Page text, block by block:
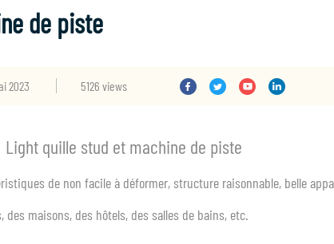
de piste
2023 5126 views
Light quille stud et machine de piste
de non facile à déformer, structure raisonnable, belle
maisons, des hôtels, des salles de bains, etc.